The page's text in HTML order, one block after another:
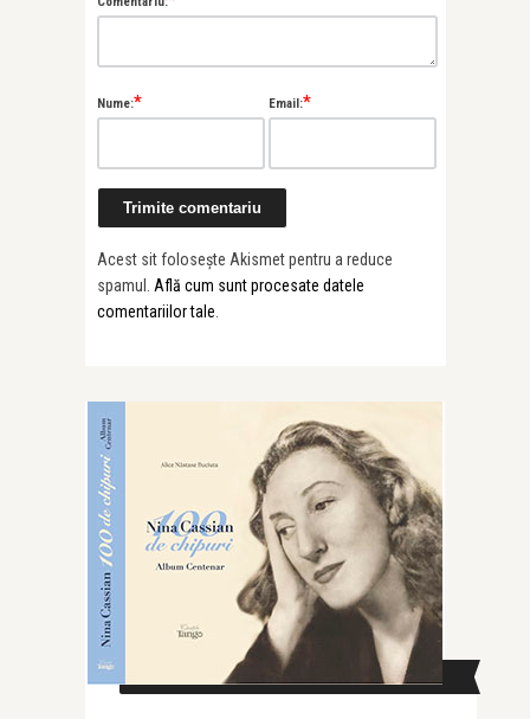
Nume:* Email:*
Acest sit folosește Akismet pentru a reduce
spamul. Află cum sunt procesate datele
comentariilor tale.
CAUTĂ ÎN SITE